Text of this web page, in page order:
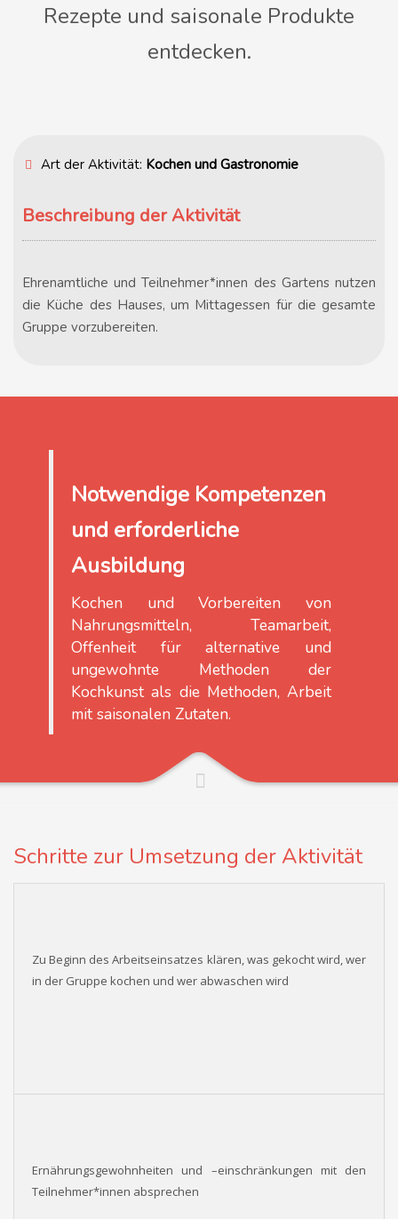
Rezepte und saisonale Produkte
entdecken.
Art der Aktivität: Kochen und Gastronomie
Beschreibung der Aktivität
Ehrenamtliche und Teilnehmer*innen des Gartens nutzen
die Küche des Hauses, um Mittagessen für die gesamte
Gruppe vorzubereiten.
Notwendige Kompetenzen
und erforderliche
Ausbildung
Kochen und Vorbereiten von
Nahrungsmitteln, Teamarbeit,
Offenheit für alternative und
ungewohnte Methoden der
Kochkunst als die Methoden, Arbeit
mit saisonalen Zutaten.
Schritte zur Umsetzung der Aktivität
Zu Beginn des Arbeitseinsatzes klären, was gekocht wird, wer
in der Gruppe kochen und wer abwaschen wird
Ernährungsgewohnheiten und –einschränkungen mit den
Teilnehmer*innen absprechen